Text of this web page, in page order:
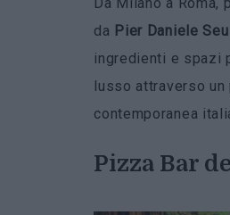
Da Milano a
da Pier Daniele Seu
ingredienti e spazi
lusso attraverso
contemporanea
Pizza Bar